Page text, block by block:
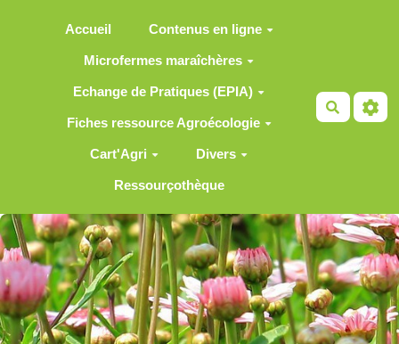
Accueil Contenus en ligne
Microfermes maraîchères
Echange de Pratiques (EPIA)
Fiches ressource Agroécologie
Cart'Agri Divers
Ressourçothèque